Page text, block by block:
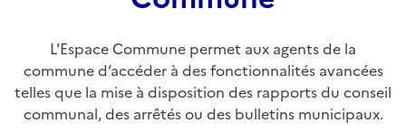
L'Espace Commune permet aux agents de la
commune d’accéder à des fonctionnalités avancées
telles que la mise à disposition des rapports du conseil
communal, des arrêtés ou des bulletins municipaux.